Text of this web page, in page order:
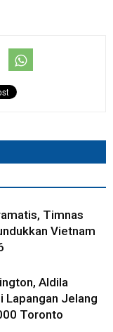
Timnas
Vietnam
Aldila
Lapangan Jelang
Toronto